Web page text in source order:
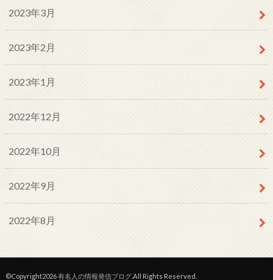
2023年3月
2023年2月
2023年1月
2022年12月
2022年10月
2022年9月
2022年8月
©Copyright2026有名人の情報発信ブログ.All Rights Reserved.